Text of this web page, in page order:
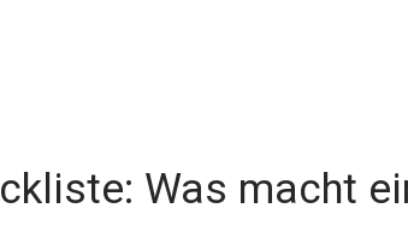
Was macht